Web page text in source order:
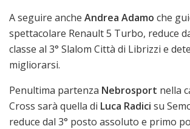
A seguire anche Andrea Adamo che
spettacolare Renault 5 Turbo, reduce
classe al 3° Slalom Città di Librizzi e
migliorarsi.
Penultima partenza Nebrosport nella
Cross sarà quella di Luca Radici su
reduce dal 3° posto assoluto e primo